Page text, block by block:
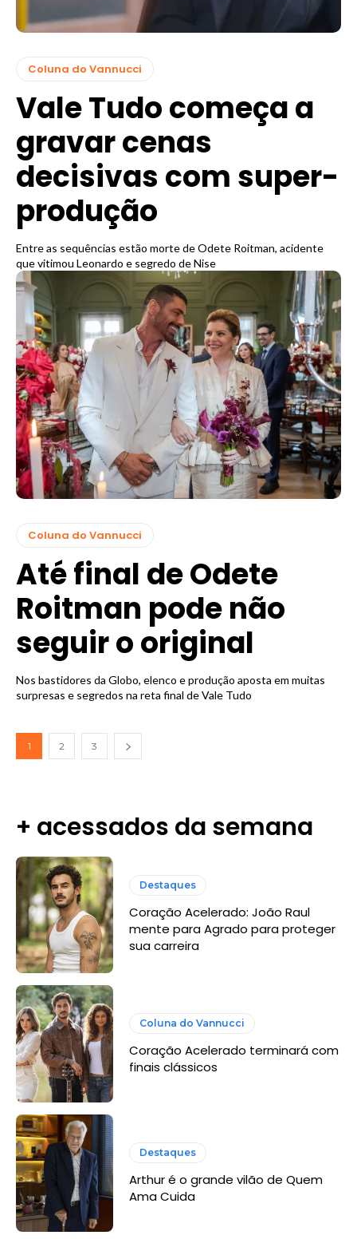
Coluna do Vannucci
Vale Tudo começa a
gravar cenas
decisivas com super-
produção
Entre as sequências estão morte de Odete Roitman, acidente
que vitimou Leonardo e segredo de Nise
Coluna do Vannucci
Até final de Odete
Roitman pode não
seguir o original
Nos bastidores da Globo, elenco e produção aposta em muitas
surpresas e segredos na reta final de Vale Tudo
1 2 3
+ acessados da semana
Destaques
Coração Acelerado: João Raul
mente para Agrado para proteger
sua carreira
Coluna do Vannucci
Coração Acelerado terminará com
finais clássicos
Destaques
Arthur é o grande vilão de Quem
Ama Cuida